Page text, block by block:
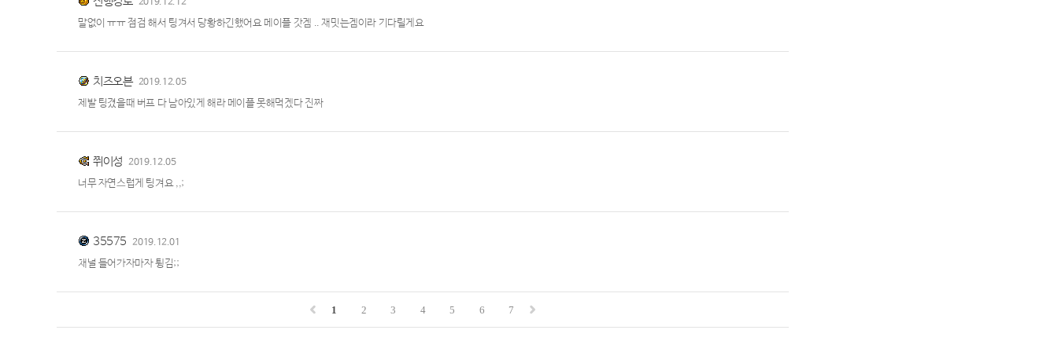
2019.12.12
말없이 ㅠㅠ 점검 해서 팅겨서 당황하긴했어요 메이플 갓겜 .. 재밋는겜이라 기다릴게요
치즈오븐 2019.12.05
제발 팅겼을때 버프 다 남아있게 해라 메이플 못해먹겠다 진짜
쮜이성 2019.12.05
너무 자연스럽게 팅겨요 ,,;
35575 2019.12.01
채널 들어가자마자 튕김;;
1 2 3 4 5 6 7